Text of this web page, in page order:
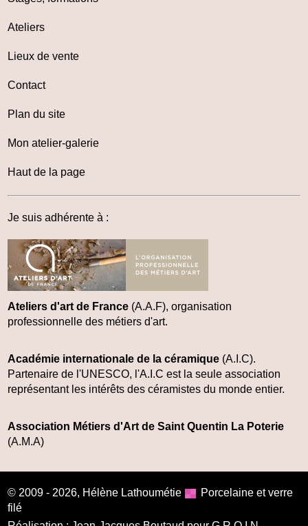
Ateliers
Lieux de vente
Contact
Plan du site
Mon atelier-galerie
Haut de la page
Je suis adhérente à :
Ateliers d'art de France (A.A.F), organisation
professionnelle des métiers d'art.
Académie internationale de la céramique (A.I.C).
Partenaire de l'UNESCO, l'A.I.C est la seule association
représentant les intérêts des céramistes du monde entier.
Association Métiers d'Art de Saint Quentin La Poterie
(A.M.A)
© 2009 - 2026, Hélène Lathoumétie
Porcelaine et verre
filé